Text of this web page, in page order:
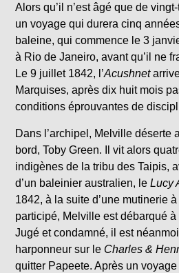
Alors qu’il n’est âgé que de
un voyage qui durera cinq
baleine, qui commence le 3
à Rio de Janeiro, avant qu’il ne
Le 9 juillet 1842, l’Acushnet
Marquises, après dix huit mois
conditions éprouvantes de
Dans l’archipel, Melville déserte
bord, Toby Green. Il vit alors
indigènes de la tribu des Taipis,
d’un baleinier australien, leLucy
1842, à la suite d’une mutinerie
participé, Melville est débarqué à
Jugé et condamné, il est
harponneur sur le Charles &
quitter Papeete. Après un